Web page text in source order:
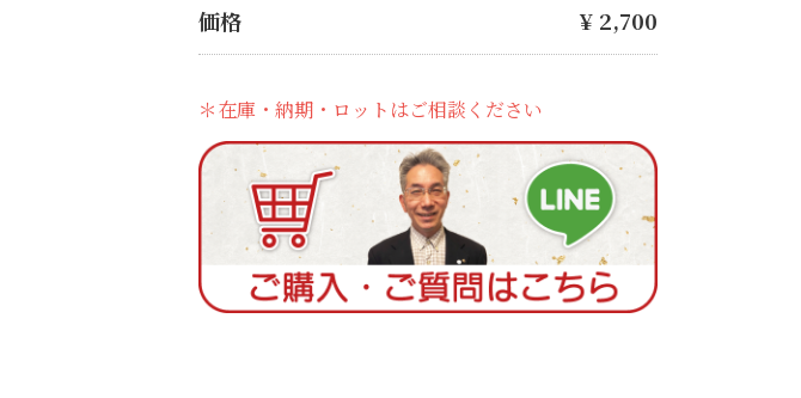
価格 ¥ 2,700
＊在庫・納期・ロットはご相談ください